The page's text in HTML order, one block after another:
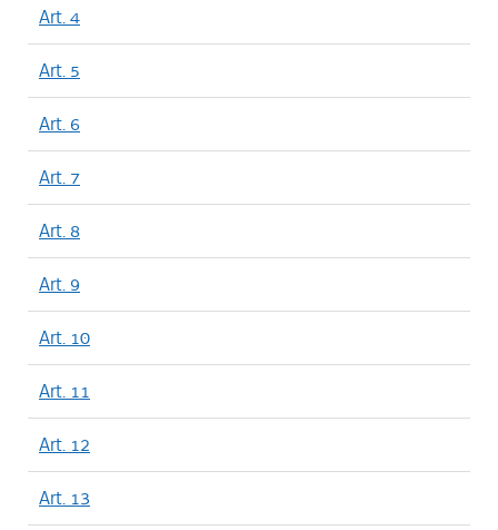
Art. 4
Art. 5
Art. 6
Art. 7
Art. 8
Art. 9
Art. 10
Art. 11
Art. 12
Art. 13